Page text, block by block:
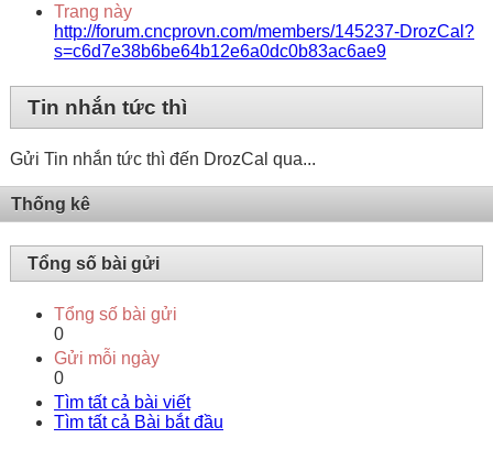
Trang này
http://forum.cncprovn.com/members/145237-DrozCal?
s=c6d7e38b6be64b12e6a0dc0b83ac6ae9
Tin nhắn tức thì
Gửi Tin nhắn tức thì đến DrozCal qua...
Thống kê
Tổng số bài gửi
Tổng số bài gửi
0
Gửi mỗi ngày
0
Tìm tất cả bài viết
Tìm tất cả Bài bắt đầu